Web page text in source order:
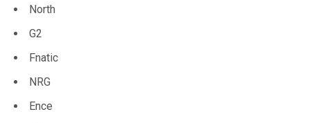
North
G2
Fnatic
NRG
Ence